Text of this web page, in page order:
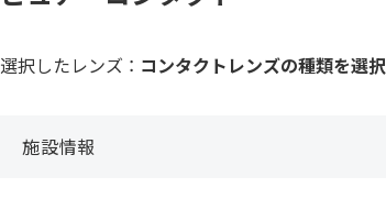
選択したレンズ ： コンタクトレンズの種類を選
施設情報